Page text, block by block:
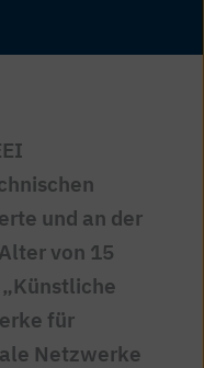
und an der
von 15
für
Netzwerke